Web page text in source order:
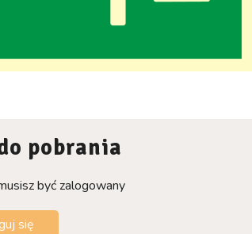
pobrania
być zalogowany
się